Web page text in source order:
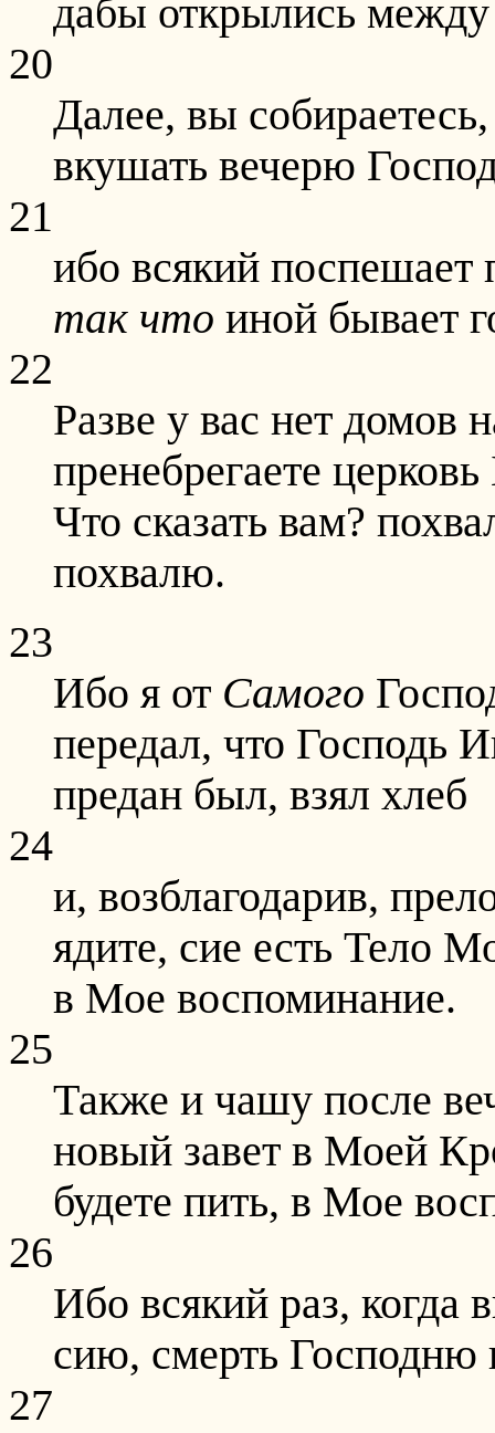
дабы открылись
20
Далее, вы
вкушать вечерю
21
ибо всякий
так что иной бывает
22
Разве у вас нет домов
пренебрегаете
Что сказать вам?
похвалю.
23
Ибо я от Самого
передал, что Господь
предан был, взял хлеб
24
и, возблагодарив,
ядите, сие есть Тело
в Мое воспоминание.
25
Также и чашу после
новый завет в Моей
будете пить, в Мое
26
Ибо всякий раз, когда
сию, смерть Господню
27